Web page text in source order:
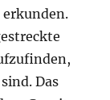
erkunden.
Das